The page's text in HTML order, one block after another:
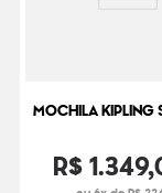
MOCHILA KIPLING
R$1.349,